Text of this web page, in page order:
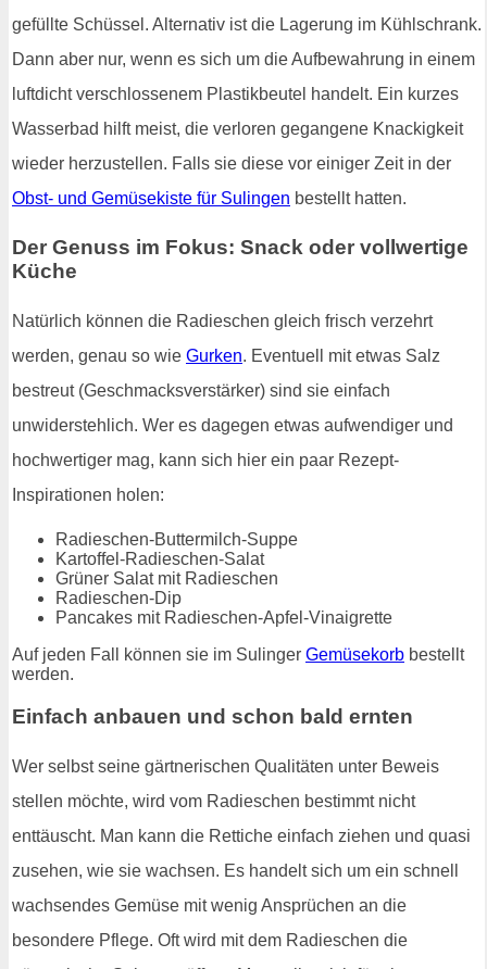
gefüllte Schüssel. Alternativ ist die Lagerung im Kühlschrank.
Dann aber nur, wenn es sich um die Aufbewahrung in einem
luftdicht verschlossenem Plastikbeutel handelt. Ein kurzes
Wasserbad hilft meist, die verloren gegangene Knackigkeit
wieder herzustellen. Falls sie diese vor einiger Zeit in der
Obst- und Gemüsekiste für Sulingen bestellt hatten.
Der Genuss im Fokus: Snack oder vollwertige
Küche
Natürlich können die Radieschen gleich frisch verzehrt
werden, genau so wie Gurken. Eventuell mit etwas Salz
bestreut (Geschmacksverstärker) sind sie einfach
unwiderstehlich. Wer es dagegen etwas aufwendiger und
hochwertiger mag, kann sich hier ein paar Rezept-
Inspirationen holen:
Radieschen-Buttermilch-Suppe
Kartoffel-Radieschen-Salat
Grüner Salat mit Radieschen
Radieschen-Dip
Pancakes mit Radieschen-Apfel-Vinaigrette
Auf jeden Fall können sie im Sulinger Gemüsekorb bestellt
werden.
Einfach anbauen und schon bald ernten
Wer selbst seine gärtnerischen Qualitäten unter Beweis
stellen möchte, wird vom Radieschen bestimmt nicht
enttäuscht. Man kann die Rettiche einfach ziehen und quasi
zusehen, wie sie wachsen. Es handelt sich um ein schnell
wachsendes Gemüse mit wenig Ansprüchen an die
besondere Pflege. Oft wird mit dem Radieschen die